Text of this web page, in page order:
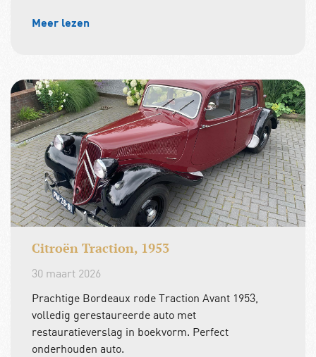
Meer lezen
Citroën Traction, 1953
30 maart 2026
Prachtige Bordeaux rode Traction Avant 1953,
volledig gerestaureerde auto met
restauratieverslag in boekvorm. Perfect
onderhouden auto.